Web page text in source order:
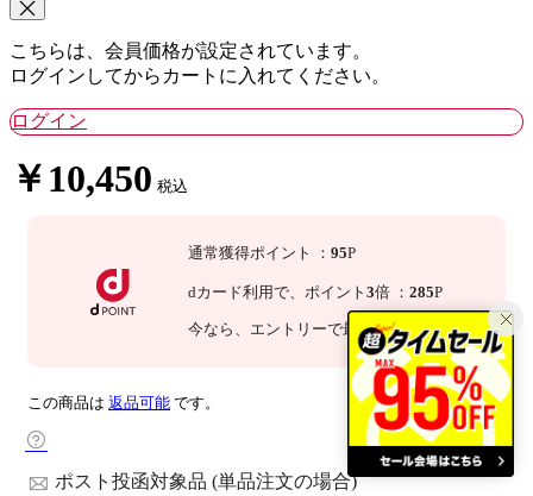
こちらは、会員価格が設定されています。
ログインしてからカートに入れてください。
ログイン
￥10,450 税込
通常獲得ポイント ： 95P
dカード利用で、 ポイント 3倍 ： 285P
今なら 、エントリーで最大 倍！ 詳細
この商品は 返品可能 です。
ポスト投函対象品 (単品注文の場合)